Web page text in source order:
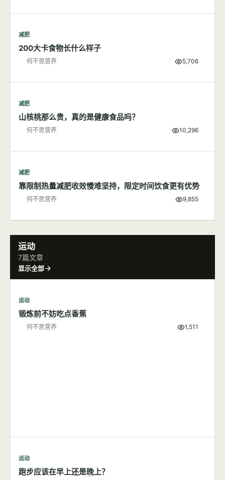
减肥
200大卡食物长什么样子
何不思营养 5,706
减肥
山核桃那么贵，真的是健康食品吗？
何不思营养 10,296
减肥
靠限制热量减肥收效慢难坚持，限定时间饮食更有优势
何不思营养 9,855
运动
7篇文章
显示全部
运动
锻炼前不妨吃点香蕉
何不思营养 1,511
运动
跑步应该在早上还是晚上？